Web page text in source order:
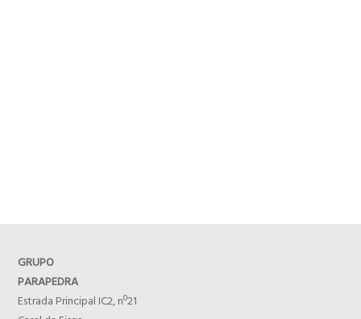
GRUPO
PARAPEDRA
Estrada Principal IC2, nº21